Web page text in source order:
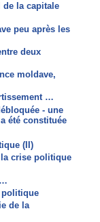
de la capitale
peu après les
deux
moldave,
…
- une
été constituée
(II)
crise politique
politique
de la